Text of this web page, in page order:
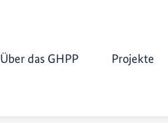
Über das GHPP Projekte